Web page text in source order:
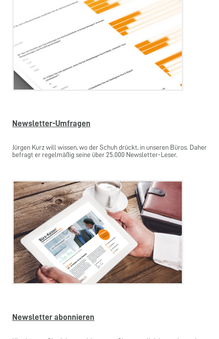
Newsletter-Umfragen
Jürgen Kurz will wissen, wo der Schuh drückt, in unseren Büros. Daher
befragt er regelmäßig seine über 25.000 Newsletter-Leser.
Newsletter abonnieren